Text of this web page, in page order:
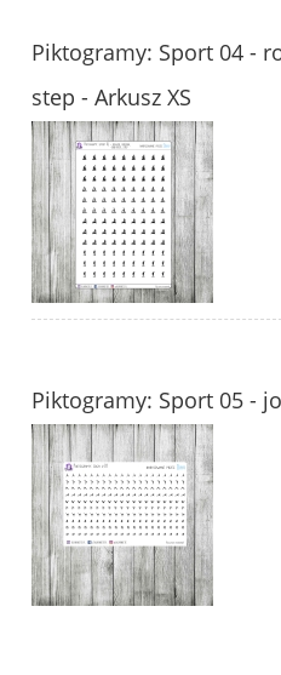
Piktogramy: Sport 04 -
step - Arkusz XS
Piktogramy: Sport 05 -